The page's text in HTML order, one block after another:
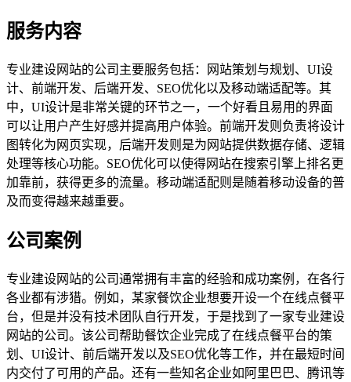
服务内容
专业建设网站的公司主要服务包括：网站策划与规划、UI设
计、前端开发、后端开发、SEO优化以及移动端适配等。其
中，UI设计是非常关键的环节之一，一个好看且易用的界面
可以让用户产生好感并提高用户体验。前端开发则负责将设计
图转化为网页实现，后端开发则是为网站提供数据存储、逻辑
处理等核心功能。SEO优化可以使得网站在搜索引擎上排名更
加靠前，获得更多的流量。移动端适配则是随着移动设备的普
及而变得越来越重要。
公司案例
专业建设网站的公司通常拥有丰富的经验和成功案例，在各行
各业都有涉猎。例如，某家餐饮企业想要开设一个在线点餐平
台，但是并没有技术团队自行开发，于是找到了一家专业建设
网站的公司。该公司帮助餐饮企业完成了在线点餐平台的策
划、UI设计、前后端开发以及SEO优化等工作，并在最短时间
内交付了可用的产品。还有一些知名企业如阿里巴巴、腾讯等